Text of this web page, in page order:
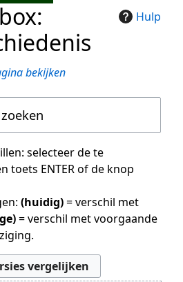
Hulp
bekijken
selecteer de te
toets ENTER of de knop
(huidig)= verschil met
= verschil met voorgaande